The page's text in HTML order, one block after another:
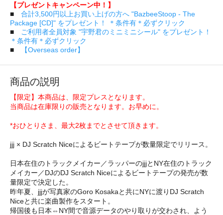
【プレゼントキャンペーン中！】
■ 合計3,500円以上お買い上げの方へ "BazbeeStoop - The
Package [CD]" をプレゼント！ ＊条件有＊必ずクリック
■
ご利用者全員対象 "宇野君のミニミニシール" をプレゼント！
＊条件有＊必ずクリック
■
【Overseas order】
商品の説明
【限定】本商品は、限定プレスとなります。
当商品は在庫限りの販売となります。お早めに。
*おひとりさま、最大2枚までとさせて頂きます。
jjj × DJ Scratch Niceによるビートテープが数量限定でリリース。
日本在住のトラックメイカー／ラッパーのjjjとNY在住のトラック
メイカー／DJのDJ Scratch Niceによるビートテープの発売が数
量限定で決定した。
昨年夏、jjjが写真家のGoro Kosakaと共にNYに渡りDJ Scratch
Niceと共に楽曲製作をスタート。
帰国後も日本⇔NY間で音源データのやり取りが交わされ、よう